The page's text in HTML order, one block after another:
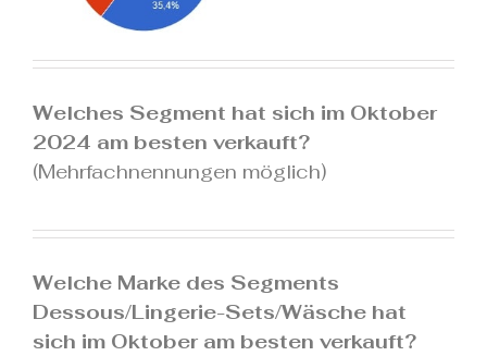
Welches Segment hat sich im Oktober
2024 am besten verkauft?
(Mehrfachnennungen möglich)
Welche Marke des Segments
Dessous/Lingerie-Sets/Wäsche hat
sich im Oktober am besten verkauft?